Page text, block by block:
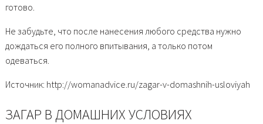
готово.
Не забудьте, что после нанесения любого средства нужно
дождаться его полного впитывания, а только потом
одеваться.
Источник: http://womanadvice.ru/zagar-v-domashnih-usloviyah
ЗАГАР В ДОМАШНИХ УСЛОВИЯХ